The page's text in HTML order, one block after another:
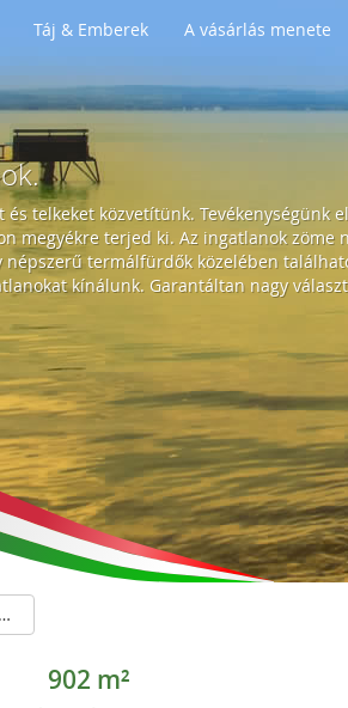
Táj & Emberek A vásárlás menete
telkeket közvetítünk. Tevékenységünk
megyékre terjed ki. Az ingatlanok zöme
népszerű termálfürdők közelében
kínálunk. Garantáltan nagy
Építési telek a termálfürdő mögött
902 m²